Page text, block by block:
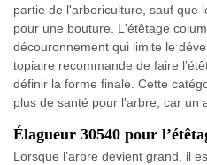
partie de l'arboriculture, sauf que
pour une bouture. L'étêtage
découronnement qui limite le
topiaire recommande de faire
définir la forme finale. Cette
plus de santé pour l'arbre, car un
Élagueur 30540 pour
Lorsque l’arbre devient grand, il